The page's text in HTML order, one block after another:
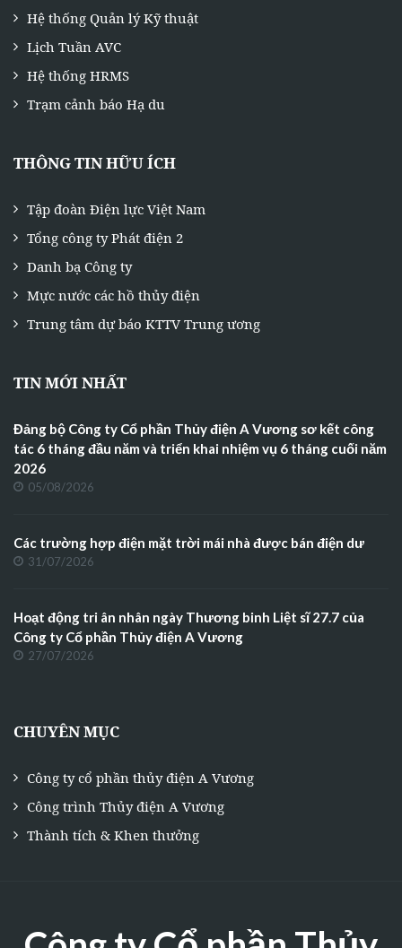
Hệ thống Quản lý Kỹ thuật
Lịch Tuần AVC
Hệ thống HRMS
Trạm cảnh báo Hạ du
THÔNG TIN HỮU ÍCH
Tập đoàn Điện lực Việt Nam
Tổng công ty Phát điện 2
Danh bạ Công ty
Mực nước các hồ thủy điện
Trung tâm dự báo KTTV Trung ương
TIN MỚI NHẤT
Đảng bộ Công ty Cổ phần Thủy điện A Vương sơ kết công
tác 6 tháng đầu năm và triển khai nhiệm vụ 6 tháng cuối năm
2026
05/08/2026
Các trường hợp điện mặt trời mái nhà được bán điện dư
31/07/2026
Hoạt động tri ân nhân ngày Thương binh Liệt sĩ 27.7 của
Công ty Cổ phần Thủy điện A Vương
27/07/2026
CHUYÊN MỤC
Công ty cổ phần thủy điện A Vương
Công trình Thủy điện A Vương
Thành tích & Khen thưởng